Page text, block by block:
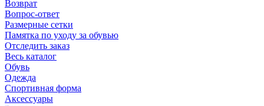
Возврат
Вопрос-ответ
Размерные сетки
Памятка по уходу за обувью
Отследить заказ
Весь каталог
Обувь
Одежда
Спортивная форма
Аксессуары